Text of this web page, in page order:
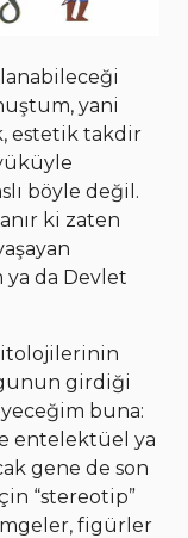
yani
estetik takdir
böyle değil.
ki zaten
da Devlet
girdiği
buna:
entelektüel ya
gene de son
“stereotip”
figürler